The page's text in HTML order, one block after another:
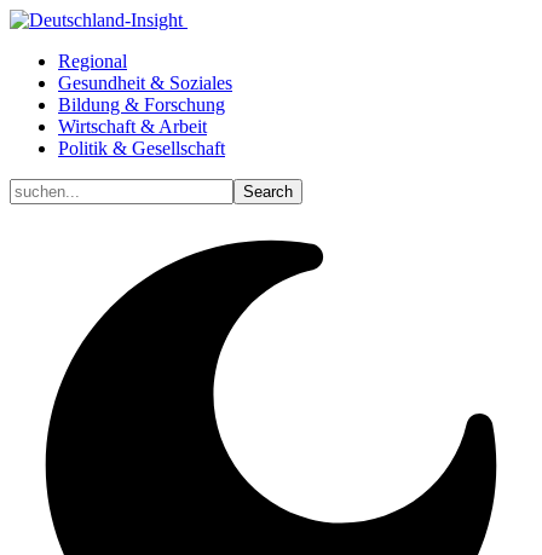
Regional
Gesundheit & Soziales
Bildung & Forschung
Wirtschaft & Arbeit
Politik & Gesellschaft